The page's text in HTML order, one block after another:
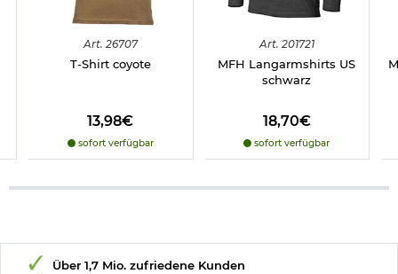
Art. 26707
T-Shirt coyote
13,98€
sofort verfügbar
Art. 201721
MFH Langarmshirts US
schwarz
18,70€
sofort verfügbar
Über 1,7 Mio. zufriedene Kunden